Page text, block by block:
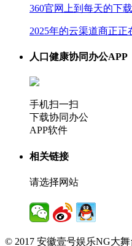
360官网上到每天的下
2025年的云渠道商正正
人口健康协同办公APP
手机扫一扫
下载协同办公
APP软件
相关链接
请选择网站
© 2017 安徽壹号娱乐NG大